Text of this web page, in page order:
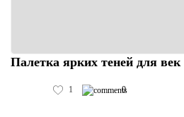
Палетка ярких теней для
1 0